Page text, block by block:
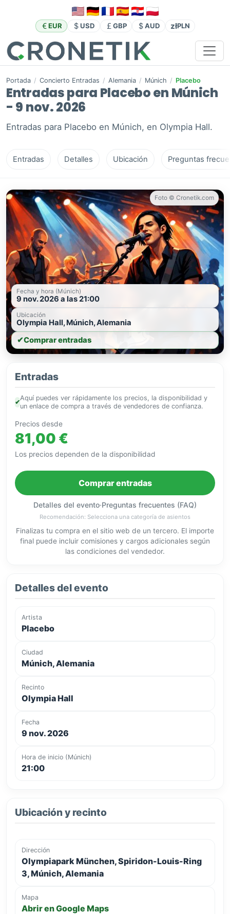
EUR USD GBP AUD złPLN
Portada / Concierto Entradas / Alemania / Múnich / Placebo
Entradas para Placebo en Múnich
- 9 nov. 2026
Entradas para Placebo en Múnich, en Olympia Hall.
Entradas Detalles Ubicación Preguntas
Foto © Cronetik.com
Fecha y hora (Múnich)
9 nov. 2026 a las 21:00
Ubicación
Olympia Hall, Múnich, Alemania
✔Comprar entradas
Entradas
✔
Aquí puedes ver rápidamente los precios, la disponibilidad y
un enlace de compra a través de vendedores de confianza.
Precios desde
81,00 €
Los precios dependen de la disponibilidad
Comprar entradas
Detalles del evento·Preguntas frecuentes (FAQ)
Recomendación: Selecciona una categoría de asientos
Finalizas tu compra en el sitio web de un tercero. El importe
final puede incluir comisiones y cargos adicionales según
las condiciones del vendedor.
Detalles del evento
Artista
Placebo
Ciudad
Múnich, Alemania
Recinto
Olympia Hall
Fecha
9 nov. 2026
Hora de inicio (Múnich)
21:00
Ubicación y recinto
Dirección
Olympiapark München, Spiridon-Louis-Ring
3, Múnich, Alemania
Mapa
Abrir en Google Maps